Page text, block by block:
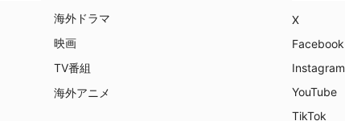
海外ドラマ
映画
TV番組
海外アニメ
X
Facebook
Instagram
YouTube
TikTok